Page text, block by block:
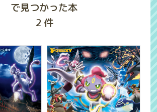
で見つかった本
2 件